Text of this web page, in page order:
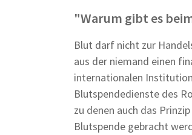
"Warum gibt es
Blut darf nicht zur
aus der niemand einen
internationalen
Blutspendedienste des
zu denen auch das
Blutspende gebracht